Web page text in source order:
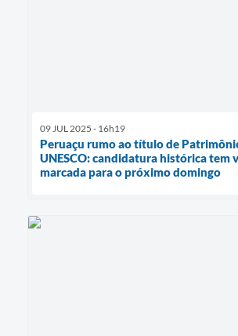
09 JUL 2025 - 16h19
Peruaçu rumo ao título de
UNESCO: candidatura histórica tem
marcada para o próximo domingo